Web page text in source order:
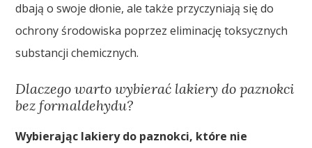
dbają o swoje dłonie, ale także przyczyniają się do
ochrony środowiska poprzez eliminację toksycznych
substancji chemicznych.
Dlaczego warto wybierać lakiery do paznokci
bez formaldehydu?
Wybierając lakiery do paznokci, które nie